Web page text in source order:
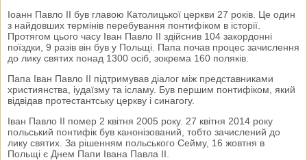
Іоанн Павло II був главою Католицької церкви 27 років. Це один
з найдовших термінів перебування понтифіком в історії.
Протягом цього часу Іван Павло II здійснив 104 закордонні
поїздки, 9 разів він був у Польщі. Папа почав процес зачислення
до лику святих понад 1300 осіб, зокрема 160 поляків.
Папа Іван Павло II підтримував діалог між представниками
християнства, іудаїзму та ісламу. Був першим понтифіком, який
відвідав протестантську церкву і синагогу.
Іван Павло II помер 2 квітня 2005 року. 27 квітня 2014 року
польський понтифік був канонізований, тобто зачислений до
лику святих. За рішенням польського Сейму, 16 жовтня в
Польщі є Днем Папи Івана Павла II.